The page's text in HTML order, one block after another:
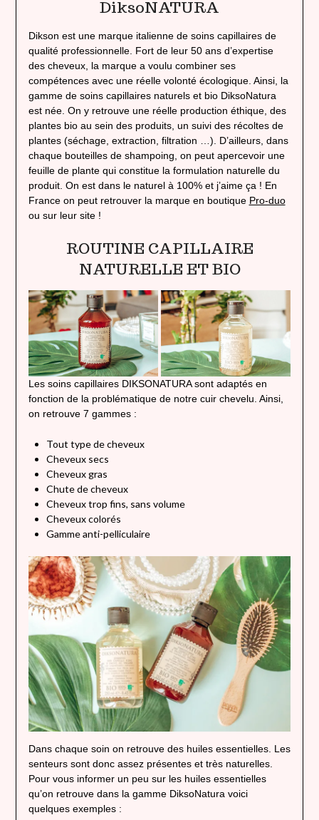
DiksoNATURA
Dikson est une marque italienne de soins capillaires de
qualité professionnelle. Fort de leur 50 ans d’expertise
des cheveux, la marque a voulu combiner ses
compétences avec une réelle volonté écologique. Ainsi, la
gamme de soins capillaires naturels et bio DiksoNatura
est née. On y retrouve une réelle production éthique, des
plantes bio au sein des produits, un suivi des récoltes de
plantes (séchage, extraction, filtration …). D’ailleurs, dans
chaque bouteilles de shampoing, on peut apercevoir une
feuille de plante qui constitue la formulation naturelle du
produit. On est dans le naturel à 100% et j’aime ça ! En
France on peut retrouver la marque en boutique Pro-duo
ou sur leur site !
ROUTINE CAPILLAIRE
NATURELLE ET BIO
Les soins capillaires DIKSONATURA sont adaptés en
fonction de la problématique de notre cuir chevelu. Ainsi,
on retrouve 7 gammes :
Tout type de cheveux
Cheveux secs
Cheveux gras
Chute de cheveux
Cheveux trop fins, sans volume
Cheveux colorés
Gamme anti-pelliculaire
Dans chaque soin on retrouve des huiles essentielles. Les
senteurs sont donc assez présentes et très naturelles.
Pour vous informer un peu sur les huiles essentielles
qu’on retrouve dans la gamme DiksoNatura voici
quelques exemples :